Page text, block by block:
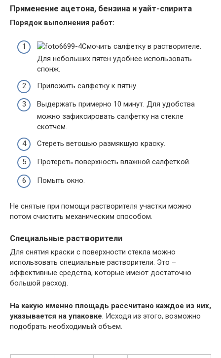
Применение ацетона, бензина и уайт-спирита
Порядок выполнения работ:
Смочить салфетку в растворителе.
Для небольших пятен удобнее использовать
спонж.
Приложить салфетку к пятну.
Выдержать примерно 10 минут. Для удобства
можно зафиксировать салфетку на стекле
скотчем.
Стереть ветошью размякшую краску.
Протереть поверхность влажной салфеткой.
Помыть окно.
Не снятые при помощи растворителя участки можно
потом счистить механическим способом.
Специальные растворители
Для снятия краски с поверхности стекла можно
использовать специальные растворители. Это –
эффективные средства, которые имеют достаточно
большой расход.
На какую именно площадь рассчитано каждое из них,
указывается на упаковке. Исходя из этого, возможно
подобрать необходимый объем.